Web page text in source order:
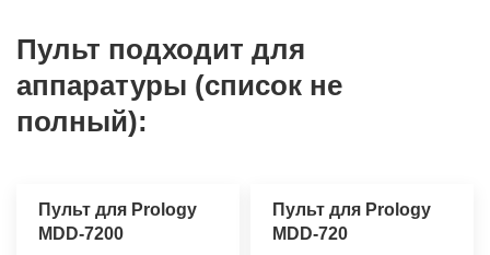
Пульт подходит для
аппаратуры (список не
полный):
Пульт для Prology
MDD-7200
Пульт для Prology
MDD-720